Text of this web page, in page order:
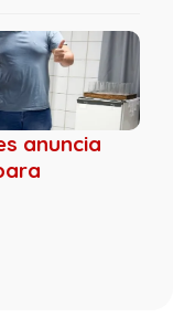
anuncia